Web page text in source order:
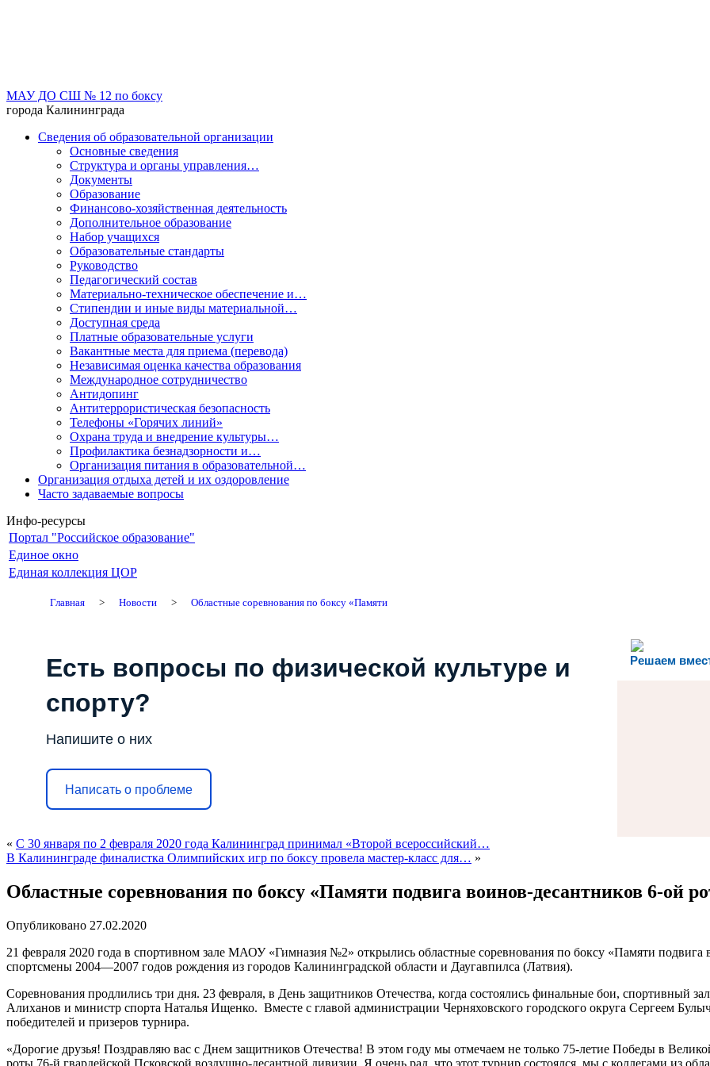
МАУ ДО СШ № 12 по боксу
города Калининграда
Сведения об образовательной организации
Основные сведения
Структура и органы управления…
Документы
Образование
Финансово-хозяйственная деятельность
Дополнительное образование
Набор учащихся
Образовательные стандарты
Руководство
Педагогический состав
Материально-техническое обеспечение и…
Стипендии и иные виды материальной…
Доступная среда
Платные образовательные услуги
Вакантные места для приема (перевода)
Независимая оценка качества образования
Международное сотрудничество
Антидопинг
Антитеррористическая безопасность
Телефоны «Горячих линий»
Охрана труда и внедрение культуры…
Профилактика безнадзорности и…
Организация питания в образовательной…
Организация отдыха детей и их оздоровление
Часто задаваемые вопросы
Инфо-ресурсы
Портал "Российское образование"
Единое окно
Единая коллекция ЦОР
Главная > Новости > Областные соревнования по боксу «Памяти
Решаем
Есть вопросы по физической культуре и
спорту?
Напишите о них
Написать о проблеме
« С 30 января по 2 февраля 2020 года Калининград принимал «Второй всероссийский…
В Калининграде финалистка Олимпийских игр по боксу провела мастер-класс для… »
Областные соревнования по боксу «Памяти подвига воинов-десантников 6-ой
Опубликовано 27.02.2020
21 февраля 2020 года в спортивном зале МАОУ «Гимназия №2» открылись областные соревнования по боксу «Памяти
спортсмены 2004—2007 годов рождения из городов Калининградской области и Даугавпилса (Латвия).
Соревнования продлились три дня. 23 февраля, в День защитников Отечества, когда состоялись финальные бои, спортивный
Алиханов и министр спорта Наталья Ищенко. Вместе с главой администрации Черняховского городского округа Сергеем
победителей и призеров турнира.
«Дорогие друзья! Поздравляю вас с Днем защитников Отечества! В этом году мы отмечаем не только 75-летие Победы в
роты 76-й гвардейской Псковской воздушно-десантной дивизии. Я очень рад, что этот турнир состоялся, мы с коллегами из